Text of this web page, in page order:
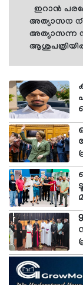
ഇറാന്‍
അത്യാസന
അത്യാസന്ന
ആശുപത്രിയില്‍
ചിലര്‍
ചെയ്യുന്നു. ഈ
പരമോന്നത
ചെയ്യാനോ
ചടങ്ങുകളിലോ
നേതാവായി
പൊതുസമക്ഷം
ഇതുവരെ